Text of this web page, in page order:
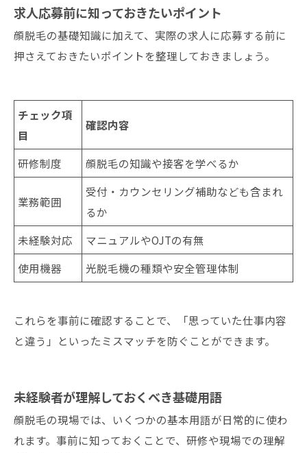
求人応募前に知っておきたいポイント
顔脱毛の基礎知識に加えて、実際の求人に応募する前に
押さえておきたいポイントを整理しておきましょう。
チェック項
目
確認内容
研修制度 顔脱毛の知識や接客を学べるか
業務範囲
受付・カウンセリング補助なども含まれ
るか
未経験対応
マニュアルやOJTの有無
使用機器
光脱毛機の種類や安全管理体制
これらを事前に確認することで、「思っていた仕事内容
と違う」といったミスマッチを防ぐことができます。
未経験者が理解しておくべき基礎用語
顔脱毛の現場では、いくつかの基本用語が日常的に使わ
れます。事前に知っておくことで、研修や現場での理解